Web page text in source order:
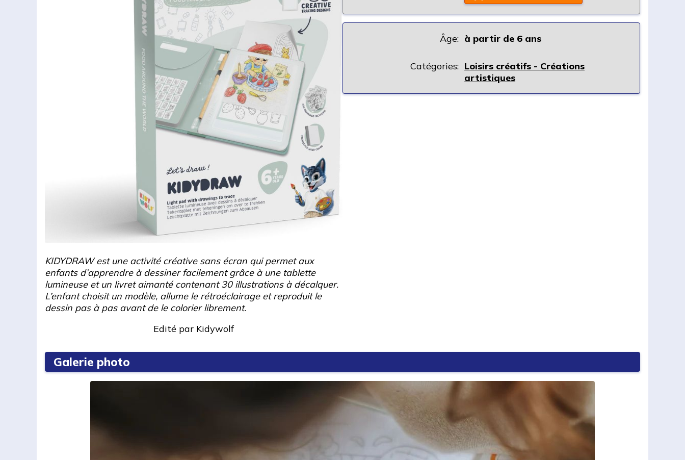
KIDYDRAW est une activité créative sans écran qui permet aux
enfants d’apprendre à dessiner facilement grâce à une tablette
lumineuse et un livret aimanté contenant 30 illustrations à décalquer.
L’enfant choisit un modèle, allume le rétroéclairage et reproduit le
dessin pas à pas avant de le colorier librement.
Edité par Kidywolf
Âge: à partir de 6 ans
Catégories: Loisirs créatifs - Créations
artistiques
Galerie photo